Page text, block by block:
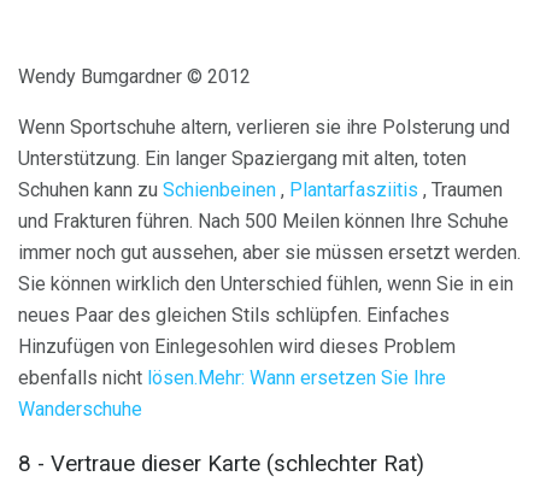
Wendy Bumgardner © 2012
Wenn Sportschuhe altern, verlieren sie ihre Polsterung und
Unterstützung. Ein langer Spaziergang mit alten, toten
Schuhen kann zu Schienbeinen , Plantarfasziitis , Traumen
und Frakturen führen. Nach 500 Meilen können Ihre Schuhe
immer noch gut aussehen, aber sie müssen ersetzt werden.
Sie können wirklich den Unterschied fühlen, wenn Sie in ein
neues Paar des gleichen Stils schlüpfen. Einfaches
Hinzufügen von Einlegesohlen wird dieses Problem
ebenfalls nicht lösen.Mehr: Wann ersetzen Sie Ihre
Wanderschuhe
8 - Vertraue dieser Karte (schlechter Rat)